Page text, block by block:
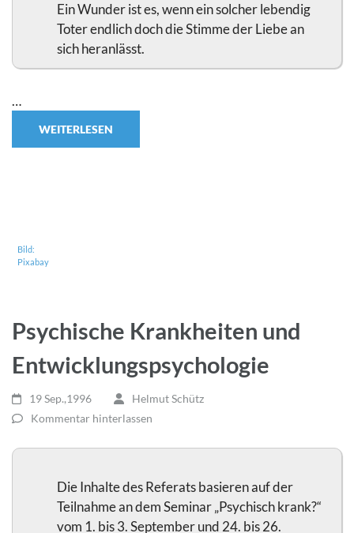
Ein Wunder ist es, wenn ein solcher lebendig
Toter endlich doch die Stimme der Liebe an
sich heranlässt.
…
WEITERLESEN
Bild:
Pixabay
Psychische Krankheiten und
Entwicklungs­psychologie
19 Sep.,1996
Helmut Schütz
Kommentar hinterlassen
Die Inhalte des Referats basieren auf der
Teilnahme an dem Seminar „Psychisch krank?“
vom 1. bis 3. September und 24. bis 26.